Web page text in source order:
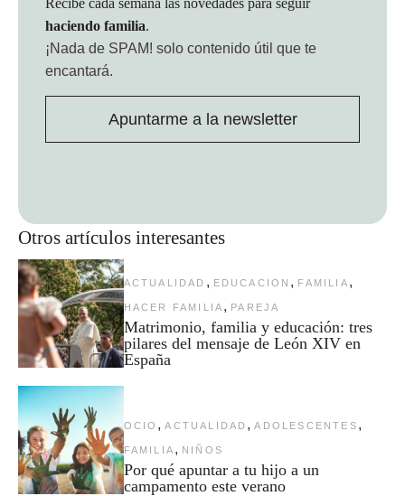
Otros artículos interesantes
ACTUALIDAD , EDUCACION , FAMILIA ,
HACER FAMILIA , PAREJA
Matrimonio, familia y educación: tres
pilares del mensaje de León XIV en
España
OCIO , ACTUALIDAD , ADOLESCENTES ,
FAMILIA , NIÑOS
Por qué apuntar a tu hijo a un
campamento este verano
Recibe cada semana las novedades para seguir
haciendo familia.
¡Nada de SPAM! solo contenido útil que te
encantará.
Apuntarme a la newsletter